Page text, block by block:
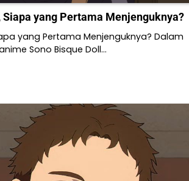
yang Pertama Menjenguknya?
yang Pertama Menjenguknya? Dalam
Sono Bisque Doll…